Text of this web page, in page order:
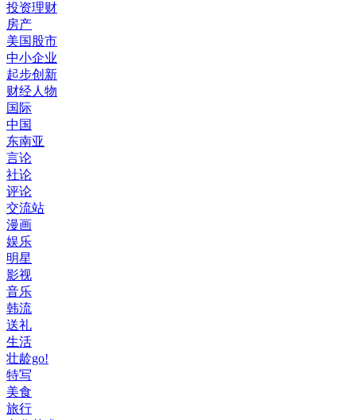
投资理财
房产
美国股市
中小企业
起步创新
财经人物
国际
中国
东南亚
言论
社论
评论
交流站
漫画
娱乐
明星
影视
音乐
韩流
送礼
生活
壮龄go!
特写
美食
旅行